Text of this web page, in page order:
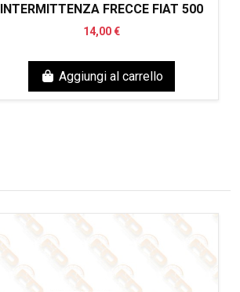
INTERMITTENZA FRECCE FIAT 500
14,00 €
Aggiungi al carrello